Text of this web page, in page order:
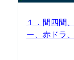
１．間四間
ー、赤ドラ